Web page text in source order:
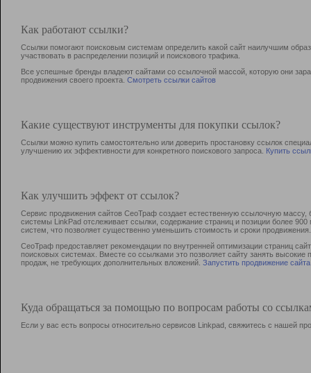
Как работают ссылки?
Ссылки помогают поисковым системам определить какой сайт наилучшим
участвовать в раcпределении позиций и поискового трафика.
Все успешные бренды владеют сайтами со ссылочной массой, которую они
продвижения своего проекта. Смотреть ссылки сайтов
Какие существуют инструменты для покупки ссылок?
Ссылки можно купить самостоятельно или доверить простановку ссылок
улучшению их эффективности для конкретного поискового запроса. Купить
Как улучшить эффект от ссылок?
Сервис продвижения сайтов СеоТраф создает естественную ссылочную
системы LinkPad отслеживает ссылки, содержание страниц и позиции более
систем, что позволяет существенно уменьшить стоимость и сроки продвижения.
СеоТраф предоставляет рекомендации по внутренней оптимизации страниц
поисковых системах. Вместе со ссылками это позволяет сайту занять
продаж, не требующих дополнительных вложений. Запустить продвижение сайта
Куда обращаться за помощью по вопросам работы со
Если у вас есть вопросы относительно сервисов Linkpad, свяжитесь с нашей